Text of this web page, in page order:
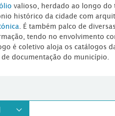
valioso, herdado ao longo do
histórico da cidade com
. É também palco de
tendo no envolvimento
é coletivo aloja os catálogos
documentação do município.